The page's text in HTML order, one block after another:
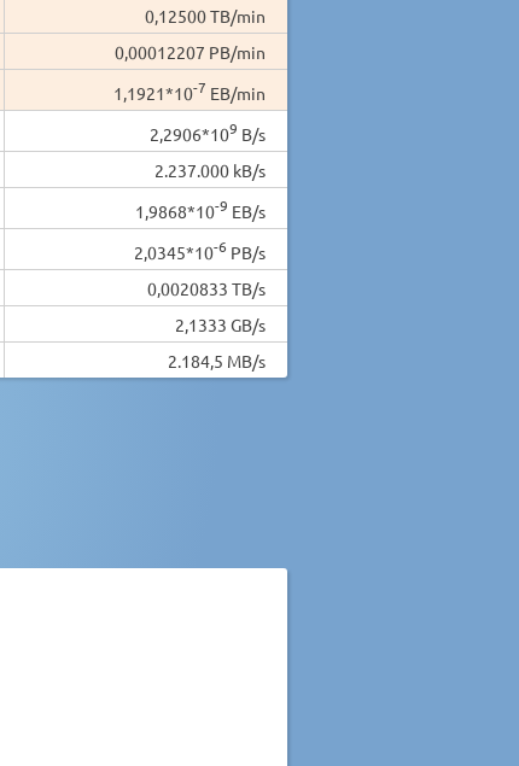
0,12500 TB/min
0,00012207 PB/min
1,1921*10-7 EB/min
2,2906*109 B/s
2.237.000 kB/s
1,9868*10-9 EB/s
2,0345*10-6 PB/s
0,0020833 TB/s
2,1333 GB/s
2.184,5 MB/s